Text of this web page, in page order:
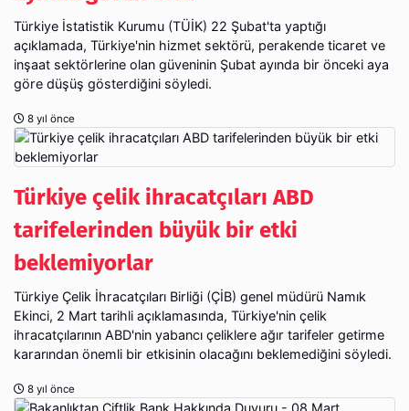
Türkiye İstatistik Kurumu (TÜİK) 22 Şubat'ta yaptığı
açıklamada, Türkiye'nin hizmet sektörü, perakende ticaret ve
inşaat sektörlerine olan güveninin Şubat ayında bir önceki aya
göre düşüş gösterdiğini söyledi.
8 yıl önce
Türkiye çelik ihracatçıları ABD
tarifelerinden büyük bir etki
beklemiyorlar
Türkiye Çelik İhracatçıları Birliği (ÇİB) genel müdürü Namık
Ekinci, 2 Mart tarihli açıklamasında, Türkiye'nin çelik
ihracatçılarının ABD'nin yabancı çeliklere ağır tarifeler getirme
kararından önemli bir etkisinin olacağını beklemediğini söyledi.
8 yıl önce